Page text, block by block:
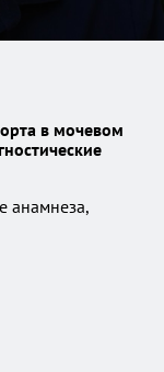
в мочевом
анамнеза,